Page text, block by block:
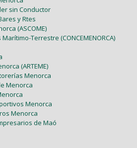
sin Conductor
y Rtes
(ASCOME)
Terrestre (CONCEMENORCA)
(ARTEME)
Menorca
Menorca
Menorca
Menorca
de Maó